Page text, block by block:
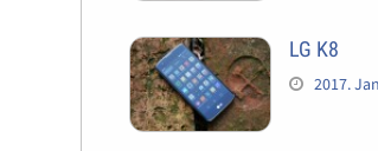
LG K8
2017.